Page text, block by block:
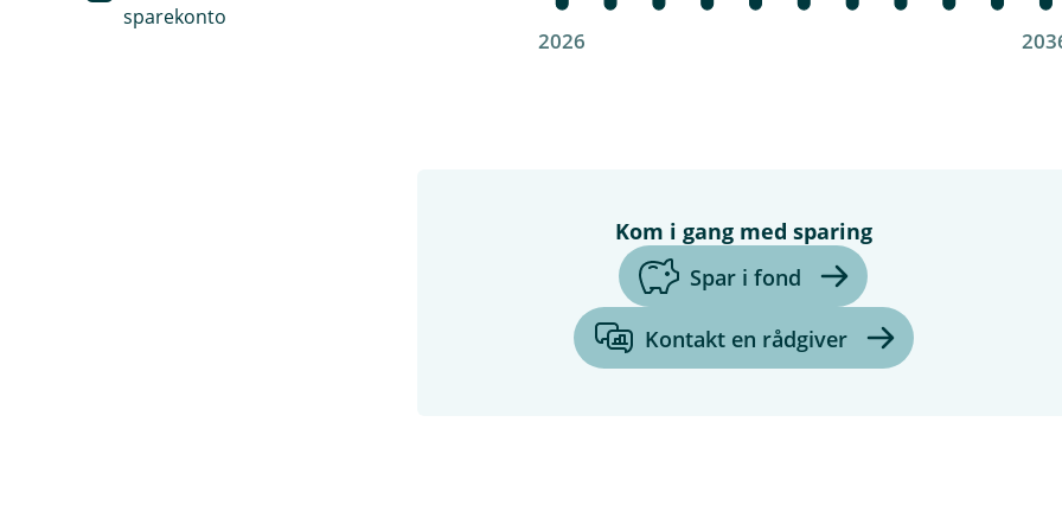
sparekonto
2026
Kom i gang med sparing
Spar i fond
Kontakt en rådgiver